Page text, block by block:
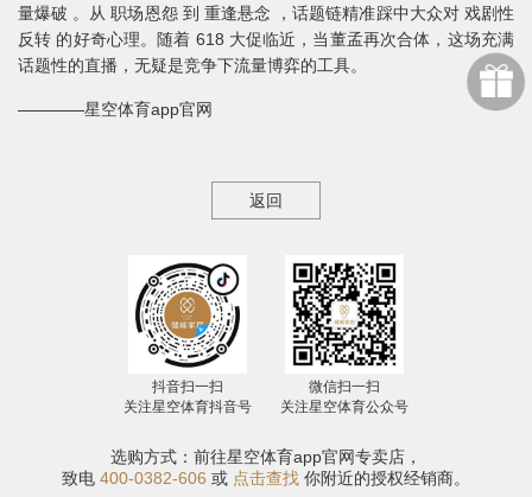
量爆破 。从 职场恩怨 到 重逢悬念 ，话题链精准踩中大众对 戏剧性
反转 的好奇心理。随着 618 大促临近，当董孟再次合体，这场充满
话题性的直播，无疑是竞争下流量博弈的工具。
————星空体育app官网
返回
抖音扫一扫
关注星空体育抖音号
微信扫一扫
关注星空体育公众号
选购方式：前往星空体育app官网专卖店，
致电 400-0382-606 或 点击查找 你附近的授权经销商。